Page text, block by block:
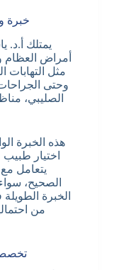
خبرة
يمتلك أ.د.
أمراض العظام
مثل التهابات
وحتى
الصليبي،
هذه الخبرة
اختيار طبيب
يتعامل
الصحيح،
الخبرة
من
تخصص